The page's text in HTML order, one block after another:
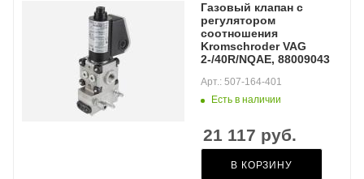
Газовый клапан с
регулятором
соотношения
Kromschroder VAG
2-/40R/NQAE, 88009043
Есть в наличии
Арт.: 507-164-401
21 117 руб.
В КОРЗИНУ